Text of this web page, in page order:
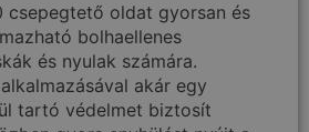
csepegtető oldat gyorsan és
bolhaellenes
és nyulak számára.
akár egy
tartó védelmet biztosít